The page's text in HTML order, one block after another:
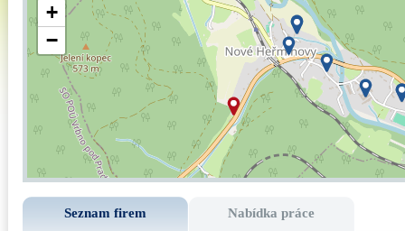
+
−
Seznam firem Nabídka práce